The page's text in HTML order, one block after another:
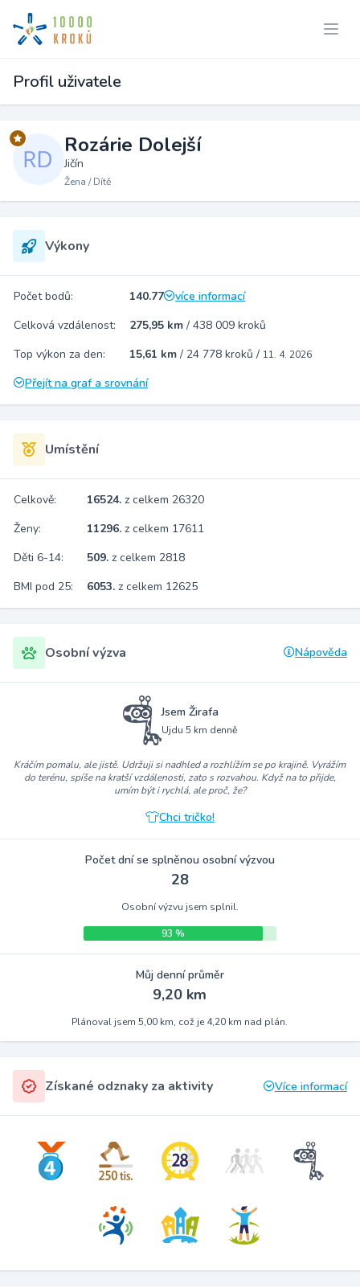
Profil uživatele
Rozárie Dolejší
Jičín
Žena / Dítě
Výkony
Počet bodů: 140.77
více informací
Celková vzdálenost:
275,95 km / 438 009 kroků
Top výkon za den:
15,61 km / 24 778 kroků / 11. 4. 2026
Přejít na graf a srovnání
Umístění
Celkově: 16524. z celkem 26320
Ženy:
11296. z celkem 17611
Děti 6-14:
509. z celkem 2818
BMI pod 25:
6053. z celkem 12625
Osobní výzva Nápověda
Jsem Žirafa
Ujdu 5 km denně
Kráčím pomalu, ale jistě. Udržuji si nadhled a rozhlížím se po krajině. Vyrážím
do terénu, spíše na kratší vzdálenosti, zato s rozvahou. Když na to přijde,
umím být i rychlá, ale proč, že?
Chci tričko!
Počet dní se splněnou osobní výzvou
28
Osobní výzvu jsem splnil.
93 %
Můj denní průměr
9,20 km
Plánoval jsem 5,00 km, což je 4,20 km nad plán.
Získané odznaky za aktivity Více informací